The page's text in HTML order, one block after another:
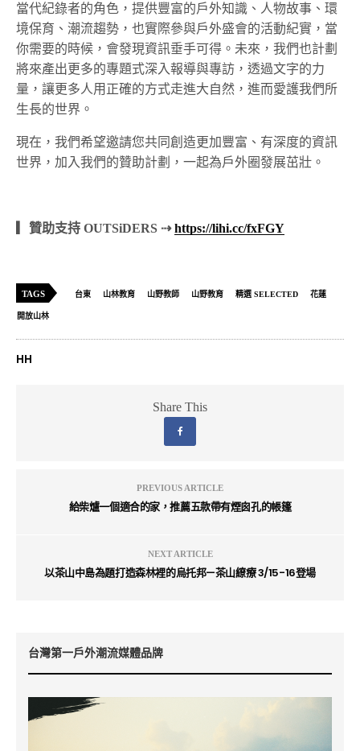
當代紀錄者的角色，提供豐富的戶外知識、人物故事、環
境保育、潮流趨勢，也實際參與戶外盛會的活動紀實，當
你需要的時候，會發現資訊垂手可得。未來，我們也計劃
將來產出更多的專題式深入報導與專訪，透過文字的力
量，讓更多人用正確的方式走進大自然，進而愛護我們所
生長的世界。
現在，我們希望邀請您共同創造更加豐富、有深度的資訊
世界，加入我們的贊助計劃，一起為戶外圈發展茁壯。
▎贊助支持 OUTSiDERS ⇢https://lihi.cc/fxFGY
TAGS 台東 山林教育 山野教師 山野教育 精選 SELECTED 花蓮
開放山林
HH
Share This
PREVIOUS ARTICLE
給柴爐一個適合的家，推薦五款帶有煙囪孔的帳篷
NEXT ARTICLE
以茶山中島為題打造森林裡的烏托邦—茶山繚療 3/15-16登場
台灣第一戶外潮流媒體品牌